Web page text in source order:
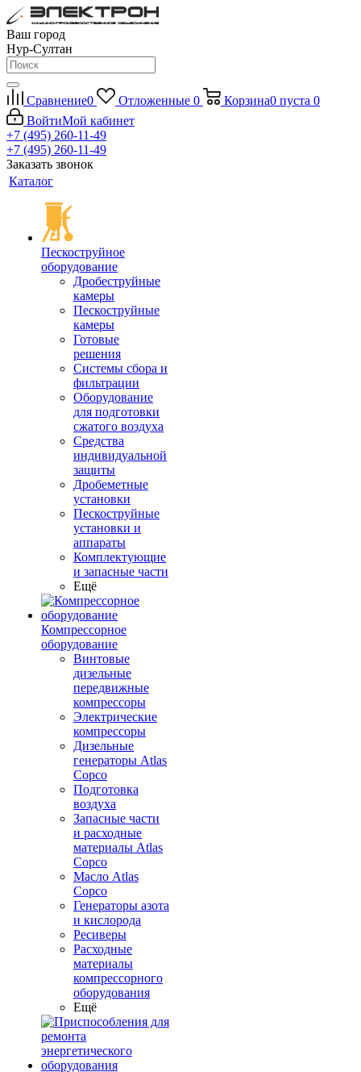
Ваш город
Нур-Султан
Сравнение0 Отложенные 0 Корзина0 пуста 0
ВойтиМой кабинет
+7 (495) 260-11-49
+7 (495) 260-11-49
Заказать звонок
Каталог
Пескоструйное
оборудование
Дробеструйные
камеры
Пескоструйные
камеры
Готовые
решения
Системы сбора и
фильтрации
Оборудование
для подготовки
сжатого воздуха
Средства
индивидуальной
защиты
Дробеметные
установки
Пескоструйные
установки и
аппараты
Комплектующие
и запасные части
Ещё
Компрессорное
оборудование
Винтовые
дизельные
передвижные
компрессоры
Электрические
компрессоры
Дизельные
генераторы Atlas
Copco
Подготовка
воздуха
Запасные части
и расходные
материалы Atlas
Copco
Масло Atlas
Copco
Генераторы азота
и кислорода
Ресиверы
Расходные
материалы
компрессорного
оборудования
Ещё